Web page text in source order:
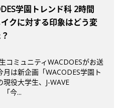
学園トレンド科 2時間
クに対する印象はどう変
コミュニティWACDOESがお送
は新企画「WACODES学園ト
役大学生、J-WAVE
今...